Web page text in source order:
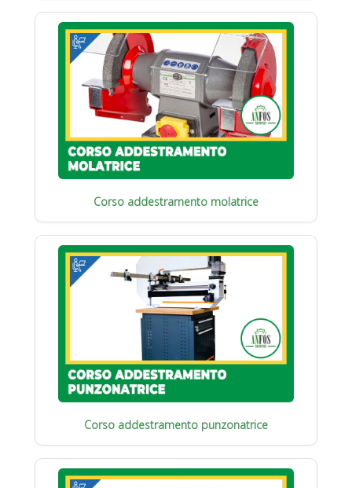
Corso addestramento molatrice
Corso addestramento punzonatrice